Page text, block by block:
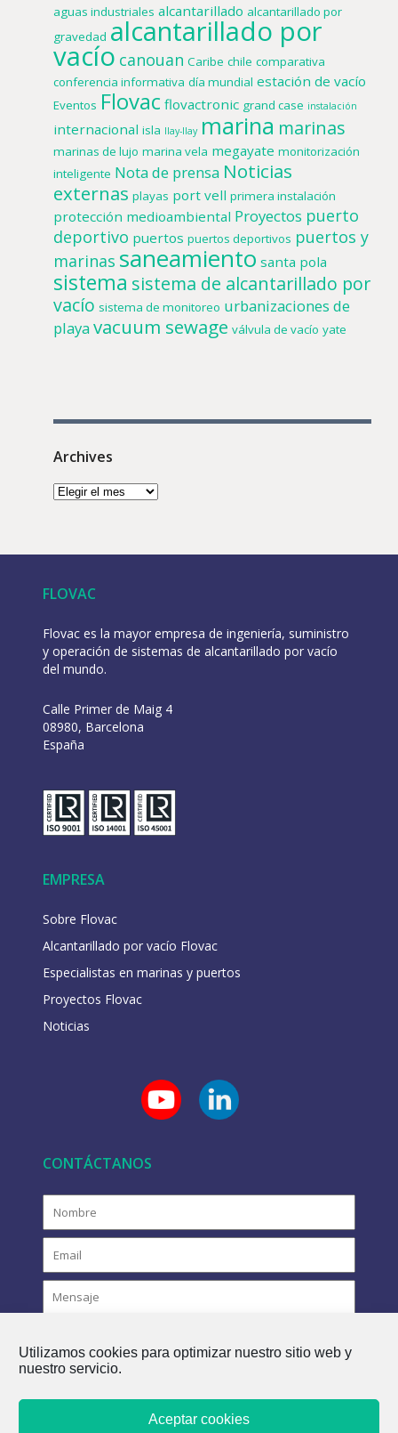
Utilizamos cookies para optimizar nuestro sitio web y
nuestro servicio.
Aceptar cookies
aguas industriales alcantarillado alcantarillado por
gravedad alcantarillado por
vacío canouan Caribe chile comparativa
conferencia informativa día mundial estación de vacío
Eventos Flovac flovactronic grand case instalación
internacional isla llay-llay marina marinas
marinas de lujo marina vela megayate monitorización
inteligente Nota de prensa Noticias
externas playas port vell primera instalación
protección medioambiental Proyectos puerto
deportivo puertos puertos deportivos puertos y
marinas saneamiento santa pola
sistema sistema de alcantarillado por
vacío sistema de monitoreo urbanizaciones de
playavacuum sewage válvula de vacío yate
Archives
FLOVAC
Flovac es la mayor empresa de ingeniería, suministro
y operación de sistemas de alcantarillado por vacío
del mundo.
Calle Primer de Maig 4
08980, Barcelona
España
EMPRESA
Sobre Flovac
Alcantarillado por vacío Flovac
Especialistas en marinas y puertos
Proyectos Flovac
Noticias
CONTÁCTANOS